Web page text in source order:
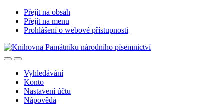
Přejít na obsah
Přejít na menu
Prohlášení o webové přístupnosti
Vyhledávání
Konto
Nastavení účtu
Nápověda